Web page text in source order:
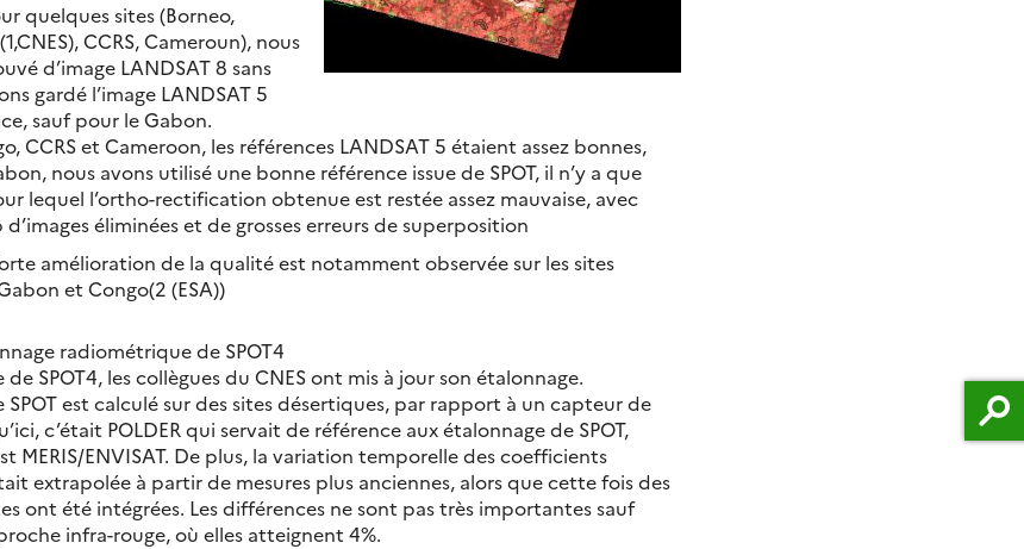
quelques sites (Borneo,
CCRS, Cameroun), nous
d’image LANDSAT 8 sans
gardé l’image LANDSAT 5
sauf pour le Gabon.
CCRS et Cameroon, les références LANDSAT 5 étaient assez bonnes,
nous avons utilisé une bonne référence issue de SPOT, il n’y a que
lequel l’ortho-rectification obtenue est restée assez mauvaise, avec
éliminées et de grosses erreurs de superposition
amélioration de la qualité est notamment observée sur les sites
et Congo(2 (ESA))
radiométrique de SPOT4
de SPOT4, les collègues du CNES ont mis à jour son étalonnage.
SPOT est calculé sur des sites désertiques, par rapport à un capteur de
c’était POLDER qui servait de référence aux étalonnage de SPOT,
MERIS/ENVISAT. De plus, la variation temporelle des coefficients
extrapolée à partir de mesures plus anciennes, alors que cette fois des
ont été intégrées. Les différences ne sont pas très importantes sauf
infra-rouge, où elles atteignent 4%.